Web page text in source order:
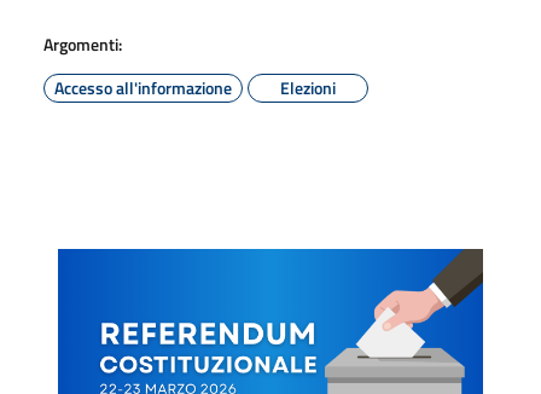
Argomenti:
Accesso all'informazione
Elezioni